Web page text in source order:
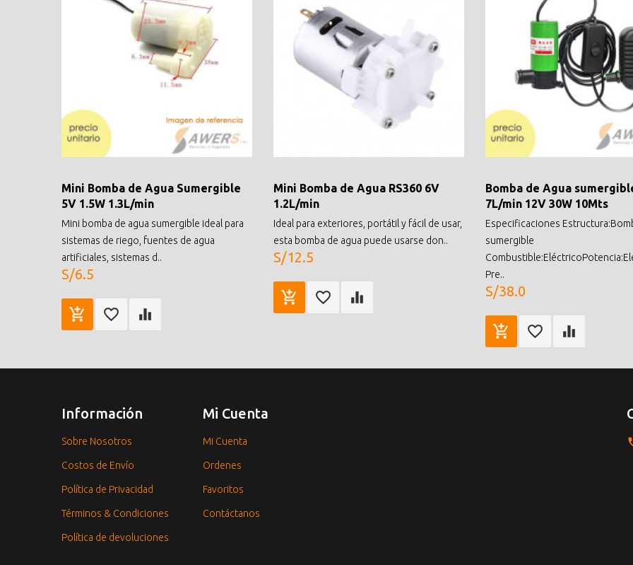
Mini Bomba de Agua Sumergible
5V 1.5W 1.3L/min
Mini bomba de agua sumergible ideal para
sistemas de riego, fuentes de agua
artificiales, sistemas d..
S/6.5
Mini Bomba de Agua RS360 6V
1.2L/min
Ideal para exteriores, portátil y fácil de usar,
esta bomba de agua puede usarse don..
S/12.5
Bomba de Agua
7L/min 12V 30W 10Mts
Especificaciones
sumergible
Pre..
S/38.0
Información
Sobre Nosotros
Costos de Envío
Política de Privacidad
Términos & Condiciones
Política de devoluciones
Mi Cuenta
Mi Cuenta
Ordenes
Favoritos
Contáctanos